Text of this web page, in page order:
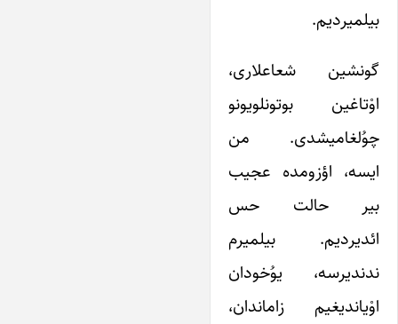
بیلمیردیم.
گونشین شعاعلاری،
اوْتاغین بوتونلویونو
چوُلغامیشدی. من
ایسه، اؤزومده عجیب
بیر حالت حس
ائدیردیم. بیلمیرم
ندندیرسه، یوُخودان
اوْیاندیغیم زاماندان،